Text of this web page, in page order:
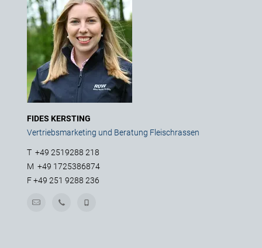
FIDES KERSTING
Vertriebsmarketing und Beratung Fleischrassen
T +49 2519288 218
M +49 1725386874
F+49 251 9288 236